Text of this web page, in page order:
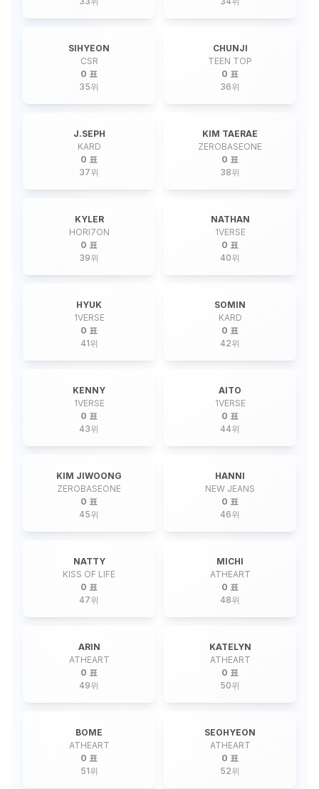
SIHYEON
CSR
0 표
35위
CHUNJI
TEEN TOP
0 표
36위
J.SEPH
KARD
0 표
37위
KIM TAERAE
ZEROBASEONE
0 표
38위
KYLER
HORI7ON
0 표
39위
NATHAN
1VERSE
0 표
40위
HYUK
1VERSE
0 표
41위
SOMIN
KARD
0 표
42위
KENNY
1VERSE
0 표
43위
AITO
1VERSE
0 표
44위
KIM JIWOONG
ZEROBASEONE
0 표
45위
HANNI
NEW JEANS
0 표
46위
NATTY
KISS OF LIFE
0 표
47위
MICHI
ATHEART
0 표
48위
ARIN
ATHEART
0 표
49위
KATELYN
ATHEART
0 표
50위
BOME
ATHEART
0 표
51위
SEOHYEON
ATHEART
0 표
52위